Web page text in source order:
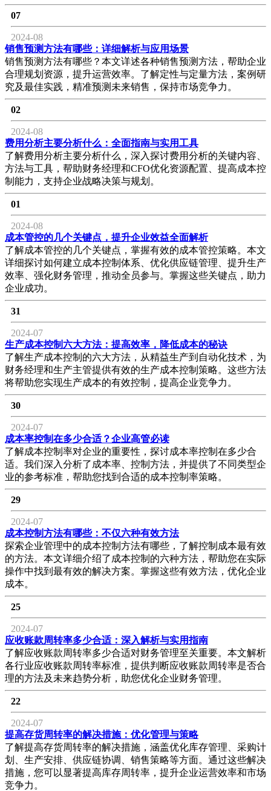
07
2024-08
销售预测方法有哪些：详细解析与应用场景
销售预测方法有哪些？本文详述各种销售预测方法，帮助企业
合理规划资源，提升运营效率。了解定性与定量方法，案例研
究及最佳实践，精准预测未来销售，保持市场竞争力。
02
2024-08
费用分析主要分析什么：全面指南与实用工具
了解费用分析主要分析什么，深入探讨费用分析的关键内容、
方法与工具，帮助财务经理和CFO优化资源配置、提高成本控
制能力，支持企业战略决策与规划。
01
2024-08
成本管控的几个关键点，提升企业效益全面解析
了解成本管控的几个关键点，掌握有效的成本管控策略。本文
详细探讨如何建立成本控制体系、优化供应链管理、提升生产
效率、强化财务管理，推动全员参与。掌握这些关键点，助力
企业成功。
31
2024-07
生产成本控制六大方法：提高效率，降低成本的秘诀
了解生产成本控制的六大方法，从精益生产到自动化技术，为
财务经理和生产主管提供有效的生产成本控制策略。这些方法
将帮助您实现生产成本的有效控制，提高企业竞争力。
30
2024-07
成本率控制在多少合适？企业高管必读
了解成本控制率对企业的重要性，探讨成本率控制在多少合
适。我们深入分析了成本率、控制方法，并提供了不同类型企
业的参考标准，帮助您找到合适的成本控制率策略。
29
2024-07
成本控制方法有哪些：不仅六种有效方法
探索企业管理中的成本控制方法有哪些，了解控制成本最有效
的方法。本文详细介绍了成本控制的六种方法，帮助您在实际
操作中找到最有效的解决方案。掌握这些有效方法，优化企业
成本。
25
2024-07
应收账款周转率多少合适：深入解析与实用指南
了解应收账款周转率多少合适对财务管理至关重要。本文解析
各行业应收账款周转率标准，提供判断应收账款周转率是否合
理的方法及未来趋势分析，助您优化企业财务管理。
22
2024-07
提高存货周转率的解决措施：优化管理与策略
了解提高存货周转率的解决措施，涵盖优化库存管理、采购计
划、生产安排、供应链协调、销售策略等方面。通过这些解决
措施，您可以显著提高库存周转率，提升企业运营效率和市场
竞争力。